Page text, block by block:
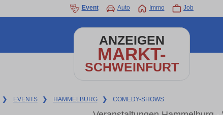
Event Auto Immo Job
ANZEIGEN
MARKT-
SCHWEINFURT
❯ EVENTS ❯ HAMMELBURG ❯ COMEDY-SHOWS